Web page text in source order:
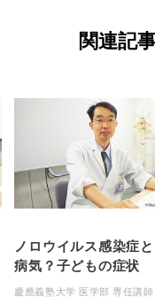
関連記
ノロウイルス感染症
病気？子どもの症状
慶應義塾大学 医学部 専任講師